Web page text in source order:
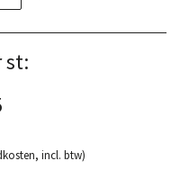
st:
incl. btw)